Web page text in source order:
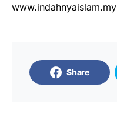
www.indahnyaislam.my
Share